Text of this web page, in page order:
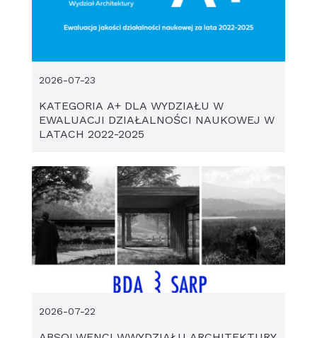
KATEGORIA A+ DLA WYDZIAŁU W
EWALUACJI DZIAŁALNOŚCI NAUKOWEJ W
LATACH 2022-2025
2026-07-23
2026-07-22